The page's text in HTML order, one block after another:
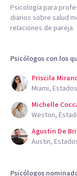
Psicología para
diarios sobre salud
relaciones de pareja.
Psicólogos con los
Priscila
Miami,
Michelle
Weston,
Agustin De
Austin,
Psicólogos